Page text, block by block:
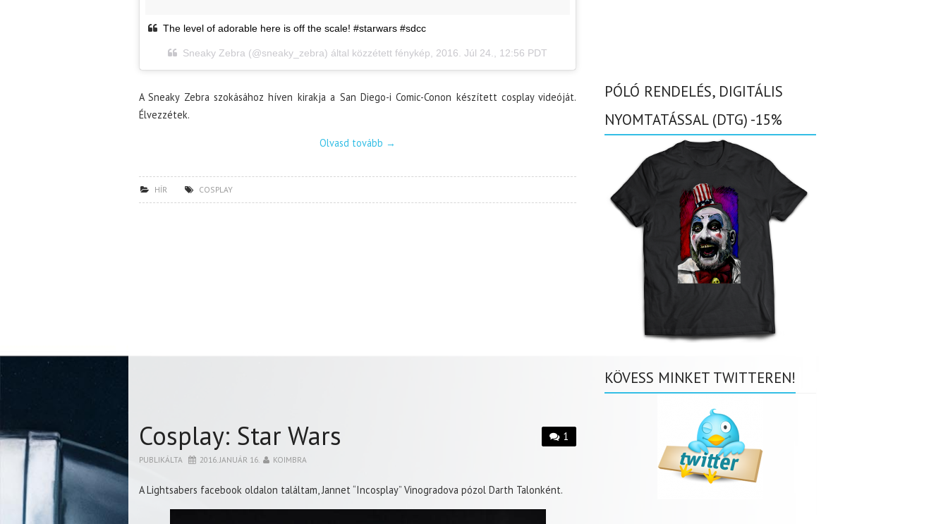
The level of adorable here is off the scale! #starwars #sdcc
Sneaky Zebra (@sneaky_zebra) által közzétett fénykép, 2016. Júl 24., 12:56 PDT
A Sneaky Zebra szokásához híven kirakja a San Diego-i Comic-Conon készített cosplay videóját.
Élvezzétek.
Olvasd tovább →
HÍR COSPLAY
1
Cosplay: Star Wars
PUBLIKÁLTA 2016. JANUÁR 16. KOIMBRA
A Lightsabers facebook oldalon találtam, Jannet “Incosplay” Vinogradova pózol Darth Talonként.
PÓLÓ RENDELÉS, DIGITÁLIS
NYOMTATÁSSAL (DTG) -15%
KÖVESS MINKET TWITTEREN!